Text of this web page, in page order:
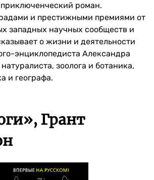
роман.
и престижными премиями от
западных научных сообществ и
о жизни и деятельности
энциклопедиста Александра
зоолога и ботаника,
и географа.
Грант